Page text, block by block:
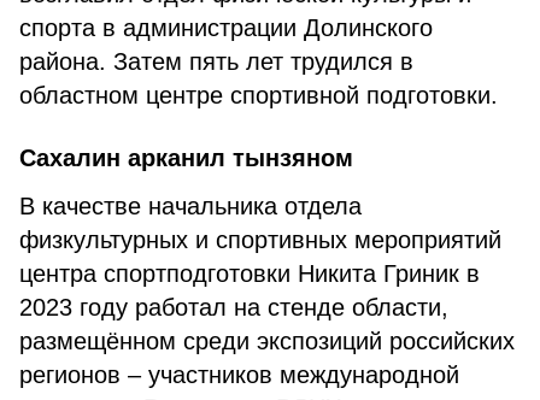
спорта в администрации Долинского
района. Затем пять лет трудился в
областном центре спортивной подготовки.
Сахалин арканил тынзяном
В качестве начальника отдела
физкультурных и спортивных мероприятий
центра спортподготовки Никита Гриник в
2023 году работал на стенде области,
размещённом среди экспозиций российских
регионов – участников международной